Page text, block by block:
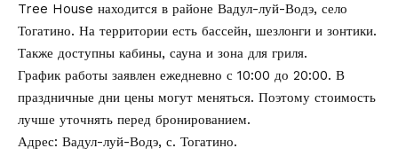
Tree House находится в районе Вадул-луй-Водэ, село
Тогатино. На территории есть бассейн, шезлонги и зонтики.
Также доступны кабины, сауна и зона для гриля.
График работы заявлен ежедневно с 10:00 до 20:00. В
праздничные дни цены могут меняться. Поэтому стоимость
лучше уточнять перед бронированием.
Адрес: Вадул-луй-Водэ, с. Тогатино.